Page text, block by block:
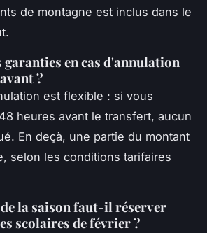
de montagne est inclus dans le
garanties en cas d'annulation
?
est flexible : si vous
heures avant le transfert, aucun
En deçà, une partie du montant
selon les conditions tarifaires
la saison faut-il réserver
scolaires de février ?